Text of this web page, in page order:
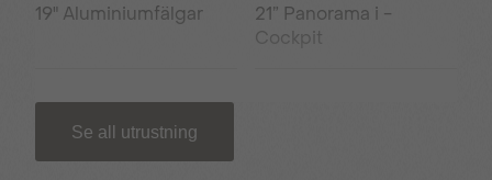
19" Aluminiumfälgar
21” Panorama i -
Cockpit
Se all utrustning